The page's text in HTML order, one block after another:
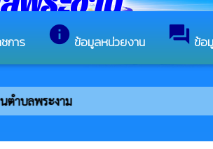
การ info ข้อมูลหน่วยงาน forum ข้อ
ำบลพระงาม